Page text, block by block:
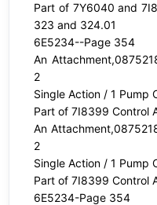
Part of 7Y6040 and
323 and 324.01
6E5234--Page 354
An
2
Single Action / 1 Pump
Part of 7I8399 Control
An
2
Single Action / 1 Pump
Part of 7I8399 Control
6E5234-Page 354